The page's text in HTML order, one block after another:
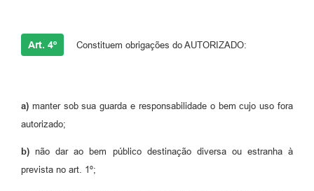
Art. 4º Constituem obrigações do AUTORIZADO:
a) manter sob sua guarda e responsabilidade o bem cujo uso fora
autorizado;
b) não dar ao bem público destinação diversa ou estranha à
prevista no art. 1º;